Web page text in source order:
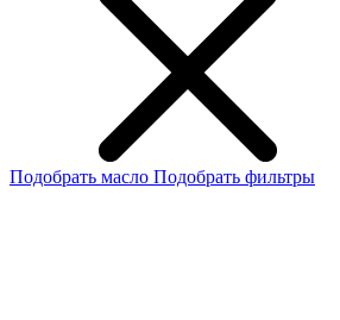
Подобрать масло Подобрать фильтры